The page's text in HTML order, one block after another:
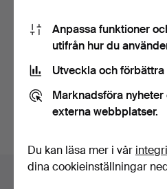
211 USD
Du kan också söka ivårt arkiv
Sidfotsnavigation
Anpassa funktioner
utifrån hur du
Utveckla och
Marknadsföra
externa webbplatser.
Du kan läsa mer i vår
dina cookieinställningar